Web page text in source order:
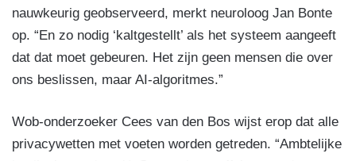
nauwkeurig geobserveerd, merkt neuroloog Jan Bonte
op. “En zo nodig ‘kaltgestellt’ als het systeem aangeeft
dat dat moet gebeuren. Het zijn geen mensen die over
ons beslissen, maar AI-algoritmes.”
Wob-onderzoeker Cees van den Bos wijst erop dat alle
privacywetten met voeten worden getreden. “Ambtelijke